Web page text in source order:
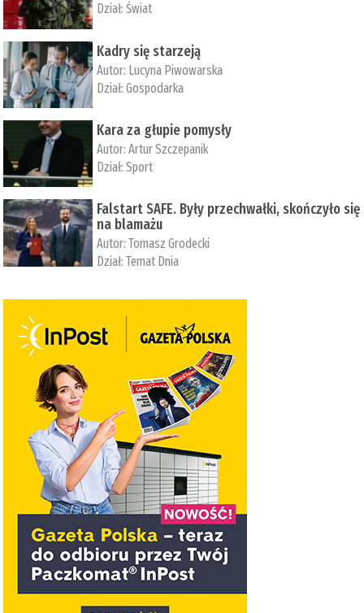
Dział:Świat
Kadry się starzeją
Autor: Lucyna Piwowarska
Dział:Gospodarka
Kara za głupie pomysły
Autor:Artur Szczepanik
Dział:Sport
Falstart SAFE. Były przechwałki, skończyło się
na blamażu
Autor:Tomasz Grodecki
Dział:Temat Dnia